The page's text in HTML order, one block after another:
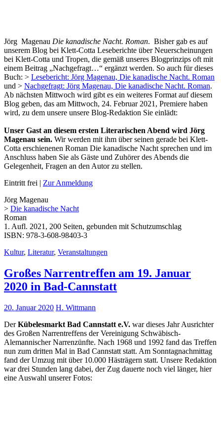
Jörg Magenau Die kanadische Nacht. Roman. Bisher gab es auf
unserem Blog bei Klett-Cotta Leseberichte über Neuerscheinungen
bei Klett-Cotta und Tropen, die gemäß unseres Blogprinzips oft mit
einem Beitrag „Nachgefragt…“ ergänzt werden. So auch für dieses
Buch: > Lesebericht: Jörg Magenau, Die kanadische Nacht. Roman
und > Nachgefragt: Jörg Magenau, Die kanadische Nacht. Roman.
Ab nächsten Mittwoch wird gibt es ein weiteres Format auf diesem
Blog geben, das am Mittwoch, 24. Februar 2021, Premiere haben
wird, zu dem unsere unsere Blog-Redaktion Sie einlädt:
Unser Gast an diesem ersten Literarischen Abend wird Jörg
Magenau sein. Wir werden mit ihm über seinen gerade bei Klett-
Cotta erschienenen Roman Die kanadische Nacht sprechen und im
Anschluss haben Sie als Gäste und Zuhörer des Abends die
Gelegenheit, Fragen an den Autor zu stellen.
Eintritt frei | Zur Anmeldung
Jörg Magenau
> Die kanadische Nacht
Roman
1. Aufl. 2021, 200 Seiten, gebunden mit Schutzumschlag
ISBN: 978-3-608-98403-3
Kultur, Literatur, Veranstaltungen
Großes Narrentreffen am 19. Januar
2020 in Bad-Cannstatt
20. Januar 2020 H. Wittmann
DerKübelesmarkt Bad Cannstatt e.V. war dieses Jahr Ausrichter
des Großen Narrentreffens der Vereinigung Schwäbisch-
Alemannischer Narrenzünfte. Nach 1968 und 1992 fand das Treffen
nun zum dritten Mal in Bad Cannstatt statt. Am Sonntagnachmittag
fand der Umzug mit über 10.000 Hästrägern statt. Unsere Redaktion
war drei Stunden lang dabei, der Zug dauerte noch viel länger, hier
eine Auswahl unserer Fotos: